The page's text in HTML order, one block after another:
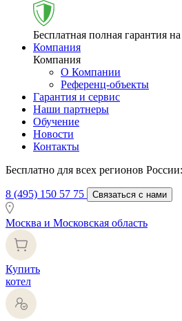
Бесплатная полная гарантия
Компания
Компания
О Компании
Референц-объекты
Гарантия и сервис
Наши партнеры
Обучение
Новости
Контакты
Бесплатно для всех регионов России:
8 (495) 150 57 75 Связаться с нами
Москва и Московская область
Купить
котел